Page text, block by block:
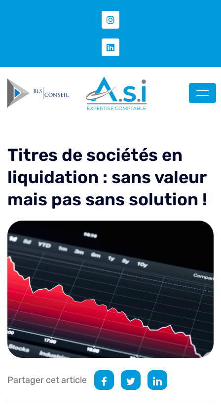
Titres de sociétés en
liquidation : sans valeur
mais pas sans solution !
Partager cet article